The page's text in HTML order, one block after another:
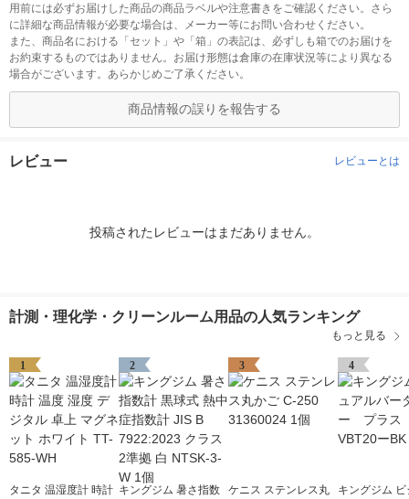
用前には必ずお届けした商品の商品ラベルや注意書きをご確認ください。さら
に詳細な商品情報が必要な場合は、メーカー等にお問い合わせください。
また、商品名における「セット」や「箱」の表記は、必ずしも箱でのお届けを
お約束するものではありません。お届け形態は倉庫の在庫状況等により異なる
場合がございます。あらかじめご了承ください。
商品情報の誤りを報告する
レビュー レビューとは
投稿されたレビューはまだありません。
計測・理化学・クリーンルーム用品の人気ランキング
もっと見る
1
タニタ 温湿度計 時計
2
キングジム 暑さ指数
3
ケニス ステンレス丸
4
キングジム